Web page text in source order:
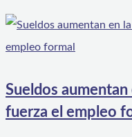
Sueldos
fuerza el empleo